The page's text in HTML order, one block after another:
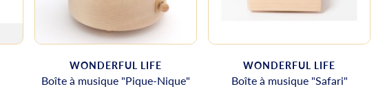
WONDERFUL LIFE
Boîte à musique "Pique-Nique"
WONDERFUL LIFE
Boîte à musique "Safari"